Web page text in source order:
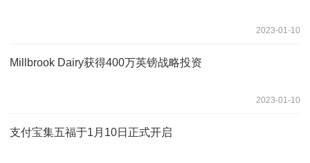
2023-01-10
Millbrook Dairy获得400万英镑战略投资
2023-01-10
支付宝集五福于1月10日正式开启